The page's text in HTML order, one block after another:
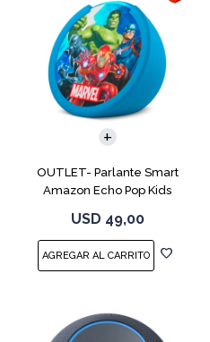
OUTLET- Parlante Smart
Amazon Echo Pop Kids
USD 49,00